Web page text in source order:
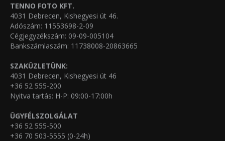
TENNO FOTO KFT.
4031 Debrecen, Kishegyesi út 46.
Adószám: 11553698-2-09
Cégjegyzékszám: 09-09-005104
Bankszámlaszám: 11738008-20863665
SZAKÜZLETÜNK:
4031 Debrecen, Kishegyesi út 46
+36 52 555-200
Nyitva tartás: H-P: 09:00-17:00h
ÜGYFÉLSZOLGÁLAT
+36 52 555-500
+36 70 503-5555 (0-24h)